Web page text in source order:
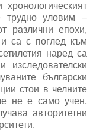
трудно уловим –
различни епохи,
са с поглед към
наред са
изследователски
български
стои в челните
не е само учен,
авторитетни